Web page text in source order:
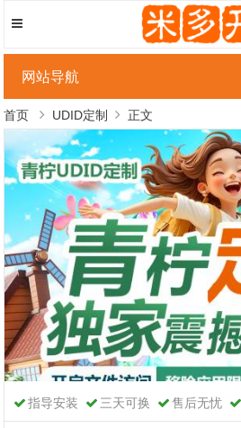
网站导航
首页 UDID定制 正文
指导安装 三天可换 售后无忧